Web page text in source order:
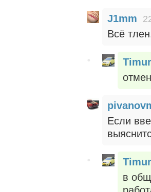
J1mm
Всё
Если
в